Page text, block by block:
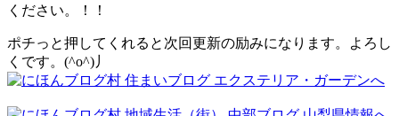
ください。！！
ポチっと押してくれると次回更新の励みになります。よろし
くです。(^o^)丿